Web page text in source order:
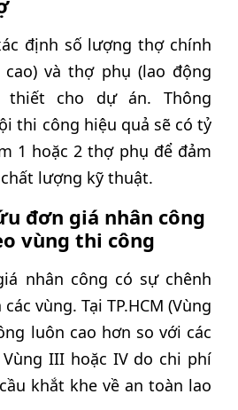
định số lượng thợ chính
và thợ phụ (lao động
thiết cho dự án. Thông
thi công hiệu quả sẽ có tỷ
1 hoặc 2 thợ phụ để đảm
lượng kỹ thuật.
đơn giá nhân công
vùng thi công
nhân công có sự chênh
vùng. Tại TP.HCM (Vùng
luôn cao hơn so với các
III hoặc IV do chi phí
khắt khe về an toàn lao